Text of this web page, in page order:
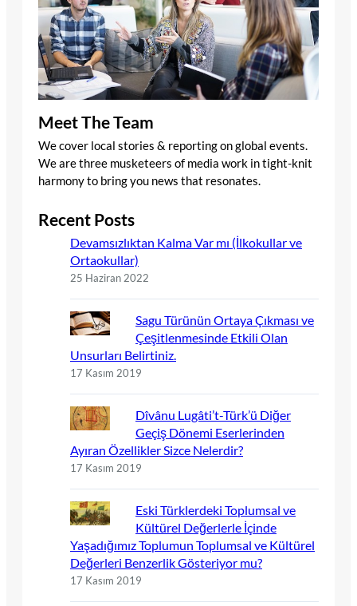
Meet The Team
We cover local stories & reporting on global events.
We are three musketeers of media work in tight-knit
harmony to bring you news that resonates.
Recent Posts
Devamsızlıktan Kalma Var mı (İlkokullar ve
Ortaokullar)
25 Haziran 2022
Sagu Türünün Ortaya Çıkması ve
Çeşitlenmesinde Etkili Olan
Unsurları Belirtiniz.
17 Kasım 2019
Dîvânu Lugâti’t-Türk’ü Diğer
Geçiş Dönemi Eserlerinden
Ayıran Özellikler Sizce Nelerdir?
17 Kasım 2019
Eski Türklerdeki Toplumsal ve
Kültürel Değerlerle İçinde
Yaşadığımız Toplumun Toplumsal ve Kültürel
Değerleri Benzerlik Gösteriyor mu?
17 Kasım 2019